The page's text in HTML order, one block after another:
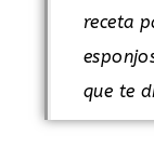
receta
que te